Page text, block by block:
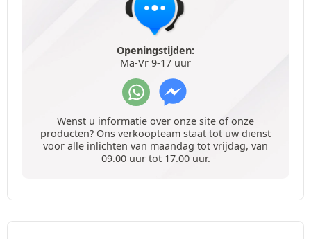
Openingstijden:
Ma-Vr 9-17 uur
Wenst u informatie over onze site of onze
producten? Ons verkoopteam staat tot uw dienst
voor alle inlichten van maandag tot vrijdag, van
09.00 uur tot 17.00 uur.